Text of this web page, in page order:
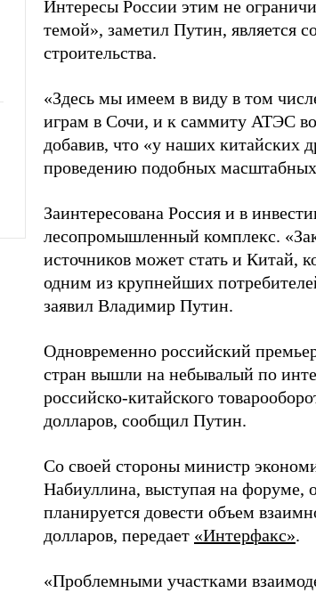
Интересы России этим не
темой», заметил Путин, является
строительства.
«Здесь мы имеем в виду в том
играм в Сочи, и к саммиту АТЭС
добавив, что «у наших китайских
проведению подобных
Заинтересована Россия и в
лесопромышленный комплекс.
источников может стать и Китай,
одним из крупнейших
заявил Владимир Путин.
Одновременно российский
стран вышли на небывалый по
российско-китайского
долларов, сообщил Путин.
Со своей стороны министр
Набиуллина, выступая на форуме,
планируется довести объем
долларов, передает «Интерфакс».
«Проблемными участками